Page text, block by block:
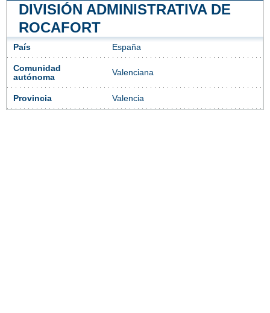
DIVISIÓN ADMINISTRATIVA DE
ROCAFORT
País España
Comunidad
autónoma
Valenciana
Provincia Valencia